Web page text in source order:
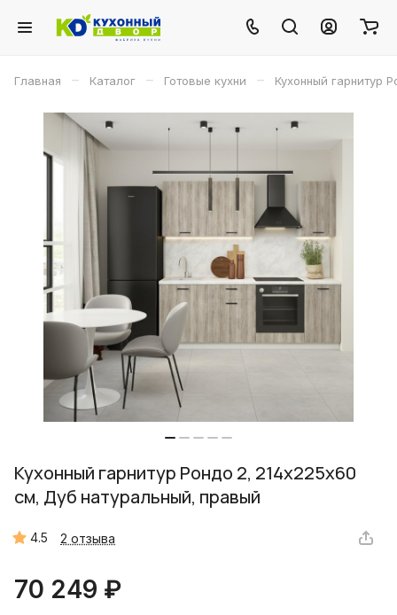
Главная – Каталог – Готовые кухни – Кухонный гарнитур
Кухонный гарнитур Рондо 2, 214x225x60
см, Дуб натуральный, правый
4.5 2 отзыва
70 249 ₽